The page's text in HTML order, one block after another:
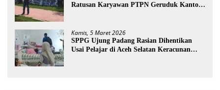
Ratusan Karyawan PTPN Geruduk Kantor
Kamis, 5 Maret 2026
SPPG Ujung Padang Rasian Dihentikan
Usai Pelajar di Aceh Selatan Keracunan